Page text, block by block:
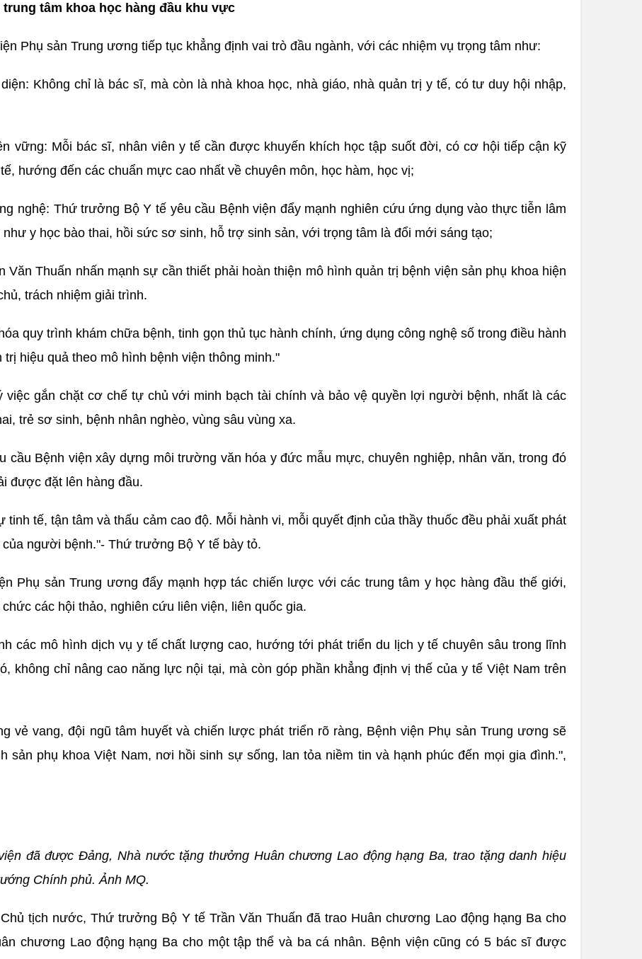
tâm khoa học hàng đầu khu vực
Phụ sản Trung ương tiếp tục khẳng định vai trò đầu ngành, với các nhiệm vụ trọng tâm như:
Không chỉ là bác sĩ, mà còn là nhà khoa học, nhà giáo, nhà quản trị y tế, có tư duy hội nhập,
vững: Mỗi bác sĩ, nhân viên y tế cần được khuyến khích học tập suốt đời, có cơ hội tiếp cận kỹ
hướng đến các chuẩn mực cao nhất về chuyên môn, học hàm, học vị;
nghệ: Thứ trưởng Bộ Y tế yêu cầu Bệnh viện đẩy mạnh nghiên cứu ứng dụng vào thực tiễn lâm
y học bào thai, hồi sức sơ sinh, hỗ trợ sinh sản, với trọng tâm là đổi mới sáng tạo;
Thuấn nhấn mạnh sự cần thiết phải hoàn thiện mô hình quản trị bệnh viện sản phụ khoa hiện
trách nhiệm giải trình.
quy trình khám chữa bệnh, tinh gọn thủ tục hành chính, ứng dụng công nghệ số trong điều hành
hiệu quả theo mô hình bệnh viện thông minh."
gắn chặt cơ chế tự chủ với minh bạch tài chính và bảo vệ quyền lợi người bệnh, nhất là các
trẻ sơ sinh, bệnh nhân nghèo, vùng sâu vùng xa.
cầu Bệnh viện xây dựng môi trường văn hóa y đức mẫu mực, chuyên nghiệp, nhân văn, trong đó
được đặt lên hàng đầu.
tế, tận tâm và thấu cảm cao độ. Mỗi hành vi, mỗi quyết định của thầy thuốc đều phải xuất phát
người bệnh."- Thứ trưởng Bộ Y tế bày tỏ.
Phụ sản Trung ương đẩy mạnh hợp tác chiến lược với các trung tâm y học hàng đầu thế giới,
các hội thảo, nghiên cứu liên viện, liên quốc gia.
các mô hình dịch vụ y tế chất lượng cao, hướng tới phát triển du lịch y tế chuyên sâu trong lĩnh
không chỉ nâng cao năng lực nội tại, mà còn góp phần khẳng định vị thế của y tế Việt Nam trên
vẻ vang, đội ngũ tâm huyết và chiến lược phát triển rõ ràng, Bệnh viện Phụ sản Trung ương sẽ
sản phụ khoa Việt Nam, nơi hồi sinh sự sống, lan tỏa niềm tin và hạnh phúc đến mọi gia đình.",
đã được Đảng, Nhà nước tặng thưởng Huân chương Lao động hạng Ba, trao tặng danh hiệu
Chính phủ. Ảnh MQ.
tịch nước, Thứ trưởng Bộ Y tế Trần Văn Thuấn đã trao Huân chương Lao động hạng Ba cho
chương Lao động hạng Ba cho một tập thể và ba cá nhân. Bệnh viện cũng có 5 bác sĩ được